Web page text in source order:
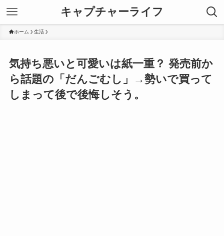
キャプチャーライフ
ホーム 生活
気持ち悪いと可愛いは紙一重？ 発売前か
ら話題の「だんごむし」→勢いで買って
しまって後で後悔しそう。